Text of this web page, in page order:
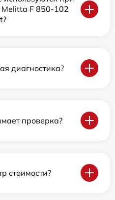
F 850-102
диагностика?
проверка?
стоимости?